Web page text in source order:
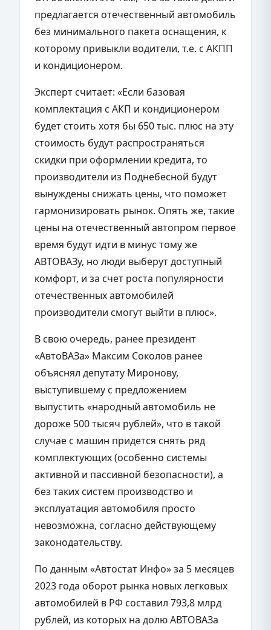
предлагается отечественный автомобиль
без минимального пакета оснащения, к
которому привыкли водители, т.е. с АКПП
и кондиционером.
Эксперт считает: «Если базовая
комплектация с АКП и кондиционером
будет стоить хотя бы 650 тыс. плюс на эту
стоимость будут распространяться
скидки при оформлении кредита, то
производители из Поднебесной будут
вынуждены снижать цены, что поможет
гармонизировать рынок. Опять же, такие
цены на отечественный автопром первое
время будут идти в минус тому же
АВТОВАЗу, но люди выберут доступный
комфорт, и за счет роста популярности
отечественных автомобилей
производители смогут выйти в плюс».
В свою очередь, ранее президент
«АвтоВАЗа» Максим Соколов ранее
объяснял депутату Миронову,
выступившему с предложением
выпустить «народный автомобиль не
дороже 500 тысяч рублей», что в такой
случае с машин придется снять ряд
комплектующих (особенно системы
активной и пассивной безопасности), а
без таких систем производство и
эксплуатация автомобиля просто
невозможна, согласно действующему
законодательству.
По данным «Автостат Инфо» за 5 месяцев
2023 года оборот рынка новых легковых
автомобилей в РФ составил 793,8 млрд
рублей, из которых на долю АВТОВАЗа